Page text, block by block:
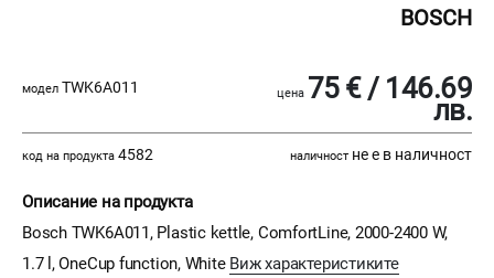
BOSCH
модел TWK6A011 цена 75 € / 146.69
лв.
код на продукта 4582 наличност не е в наличност
Описание на продукта
Bosch TWK6A011, Plastic kettle, ComfortLine, 2000-2400 W,
1.7 l, OneCup function, White Виж характеристиките